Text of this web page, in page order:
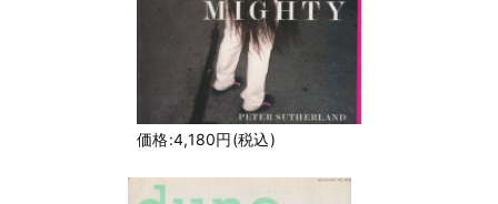
価格:4,180円(税込)